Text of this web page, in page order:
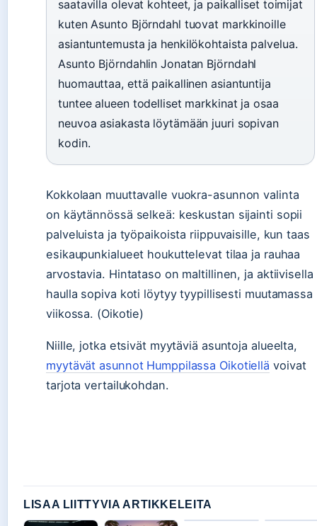
saatavilla olevat kohteet, ja paikalliset toimijat
kuten Asunto Björndahl tuovat markkinoille
asiantuntemusta ja henkilökohtaista palvelua.
Asunto Björndahlin Jonatan Björndahl
huomauttaa, että paikallinen asiantuntija
tuntee alueen todelliset markkinat ja osaa
neuvoa asiakasta löytämään juuri sopivan
kodin.
Kokkolaan muuttavalle vuokra-asunnon valinta
on käytännössä selkeä: keskustan sijainti sopii
palveluista ja työpaikoista riippuvaisille, kun taas
esikaupunkialueet houkuttelevat tilaa ja rauhaa
arvostavia. Hintataso on maltillinen, ja aktiivisella
haulla sopiva koti löytyy tyypillisesti muutamassa
viikossa. (Oikotie)
Niille, jotka etsivät myytäviä asuntoja alueelta,
myytävät asunnot Humppilassa Oikotiellä voivat
tarjota vertailukohdan.
LISAA LIITTYVIA ARTIKKELEITA